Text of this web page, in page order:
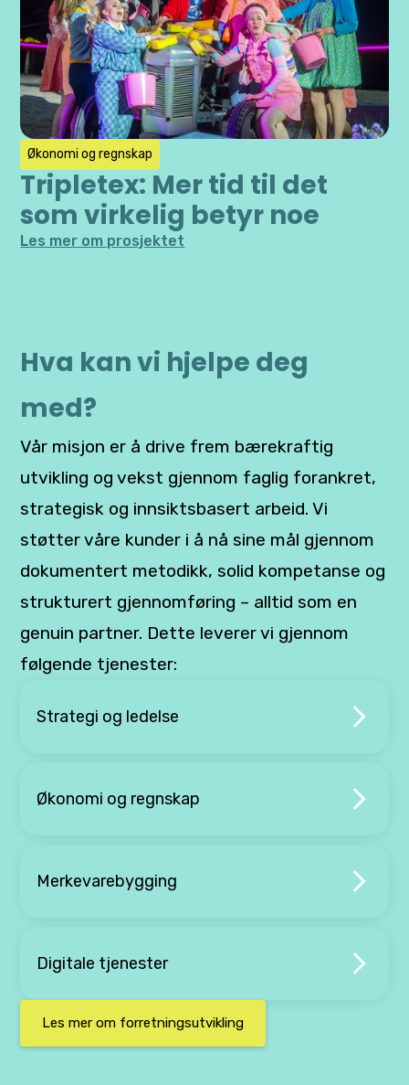
Økonomi og regnskap
Tripletex: Mer tid til det
som virkelig betyr noe
Les mer om prosjektet
Hva kan vi hjelpe deg
med?
Vår misjon er å drive frem bærekraftig
utvikling og vekst gjennom faglig forankret,
strategisk og innsiktsbasert arbeid. Vi
støtter våre kunder i å nå sine mål gjennom
dokumentert metodikk, solid kompetanse og
strukturert gjennomføring – alltid som en
genuin partner. Dette leverer vi gjennom
følgende tjenester:
Strategi og ledelse
Økonomi og regnskap
Merkevarebygging
Digitale tjenester
Les mer om forretningsutvikling